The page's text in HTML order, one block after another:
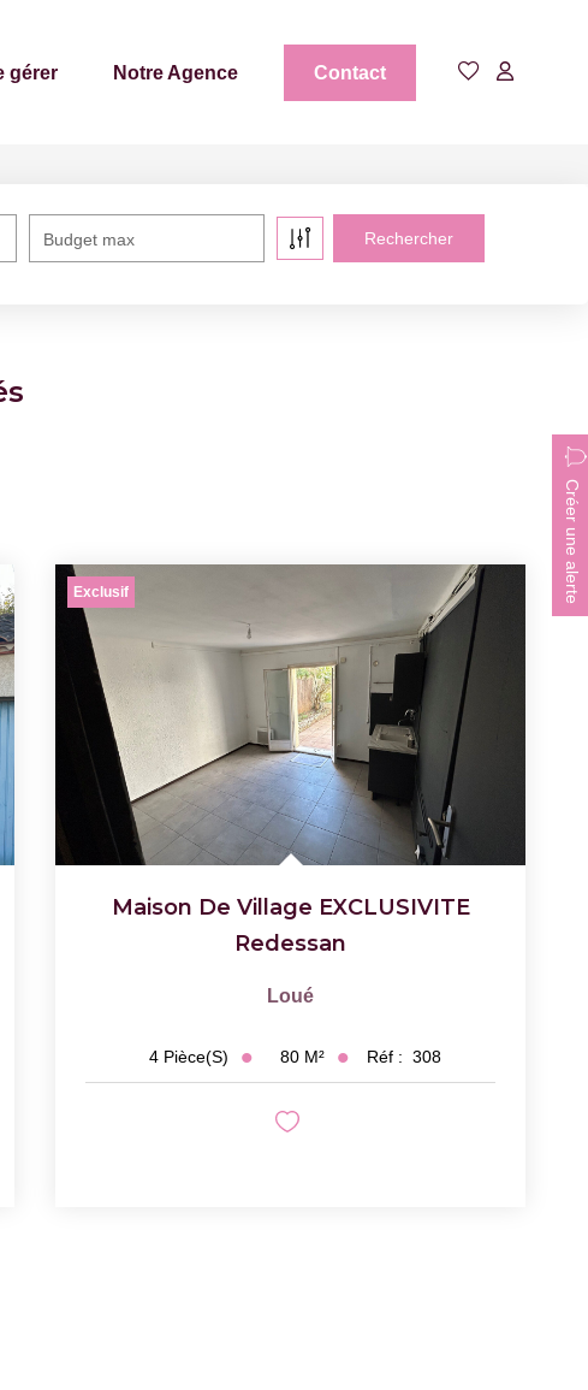
gérer Notre Agence Contact
Budget max
Créer une alerte
Exclusif
Maison De Village EXCLUSIVITE
Redessan
Loué
4 Pièce(s) 80 M² Réf : 308